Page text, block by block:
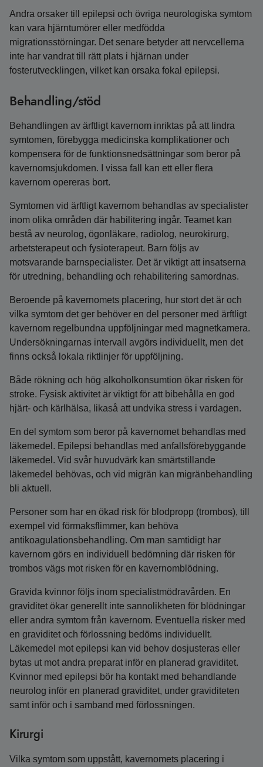
Andra orsaker till epilepsi och övriga neurologiska symtom
kan vara hjärntumörer eller medfödda
migrationsstörningar. Det senare betyder att nervcellerna
inte har vandrat till rätt plats i hjärnan under
fosterutvecklingen, vilket kan orsaka fokal epilepsi.
Behandling/stöd
Behandlingen av ärftligt kavernom inriktas på att lindra
symtomen, förebygga medicinska komplikationer och
kompensera för de funktionsnedsättningar som beror på
kavernomsjukdomen. I vissa fall kan ett eller flera
kavernom opereras bort.
Symtomen vid ärftligt kavernom behandlas av specialister
inom olika områden där habilitering ingår. Teamet kan
bestå av neurolog, ögonläkare, radiolog, neurokirurg,
arbetsterapeut och fysioterapeut. Barn följs av
motsvarande barnspecialister. Det är viktigt att insatserna
för utredning, behandling och rehabilitering samordnas.
Beroende på kavernomets placering, hur stort det är och
vilka symtom det ger behöver en del personer med ärftligt
kavernom regelbundna uppföljningar med magnetkamera.
Undersökningarnas intervall avgörs individuellt, men det
finns också lokala riktlinjer för uppföljning.
Både rökning och hög alkoholkonsumtion ökar risken för
stroke. Fysisk aktivitet är viktigt för att bibehålla en god
hjärt- och kärlhälsa, likaså att undvika stress i vardagen.
En del symtom som beror på kavernomet behandlas med
läkemedel. Epilepsi behandlas med anfallsförebyggande
läkemedel. Vid svår huvudvärk kan smärtstillande
läkemedel behövas, och vid migrän kan migränbehandling
bli aktuell.
Personer som har en ökad risk för blodpropp (trombos), till
exempel vid förmaksflimmer, kan behöva
antikoagulationsbehandling. Om man samtidigt har
kavernom görs en individuell bedömning där risken för
trombos vägs mot risken för en kavernomblödning.
Gravida kvinnor följs inom specialistmödravården. En
graviditet ökar generellt inte sannolikheten för blödningar
eller andra symtom från kavernom. Eventuella risker med
en graviditet och förlossning bedöms individuellt.
Läkemedel mot epilepsi kan vid behov dosjusteras eller
bytas ut mot andra preparat inför en planerad graviditet.
Kvinnor med epilepsi bör ha kontakt med behandlande
neurolog inför en planerad graviditet, under graviditeten
samt inför och i samband med förlossningen.
Kirurgi
Vilka symtom som uppstått, kavernomets placering i